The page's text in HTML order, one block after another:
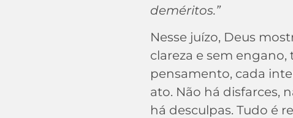
deméritos.”
Nesse juízo, Deus
clareza e sem
pensamento, cada
ato. Não há disfarces,
há desculpas. Tudo é